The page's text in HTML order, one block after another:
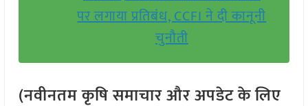
पर लगाया प्रतिबंध, CCFI ने दी कानूनी
चुनौती
(नवीनतम कृषि समाचार और अपडेट के लिए